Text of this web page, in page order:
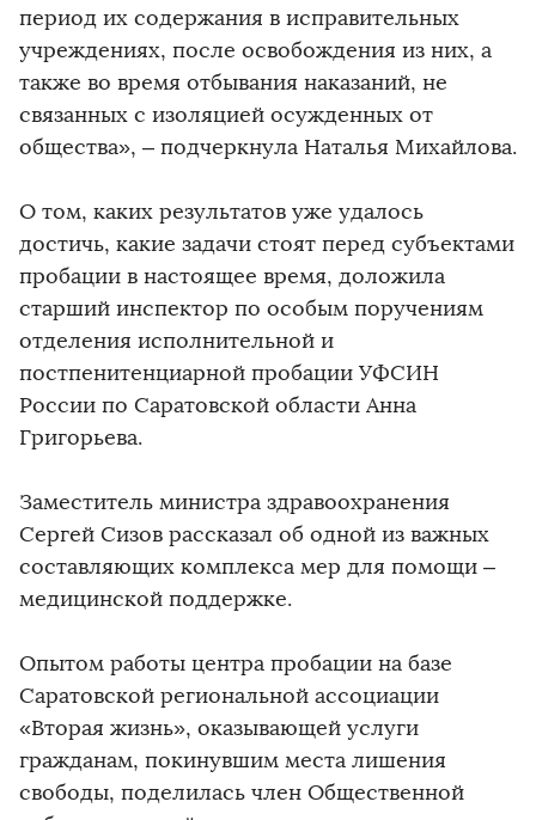
период их содержания в исправительных
учреждениях, после освобождения из них, а
также во время отбывания наказаний, не
связанных с изоляцией осужденных от
общества», – подчеркнула Наталья Михайлова.
О том, каких результатов уже удалось
достичь, какие задачи стоят перед субъектами
пробации в настоящее время, доложила
старший инспектор по особым поручениям
отделения исполнительной и
постпенитенциарной пробации УФСИН
России по Саратовской области Анна
Григорьева.
Заместитель министра здравоохранения
Сергей Сизов рассказал об одной из важных
составляющих комплекса мер для помощи –
медицинской поддержке.
Опытом работы центра пробации на базе
Саратовской региональной ассоциации
«Вторая жизнь», оказывающей услуги
гражданам, покинувшим места лишения
свободы, поделилась член Общественной